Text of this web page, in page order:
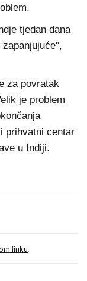
tjedan dana
za povratak
je problem
prihvatni centar
u Indiji.
linku.